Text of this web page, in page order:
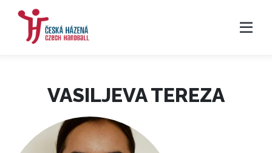
VASILJEVA TEREZA